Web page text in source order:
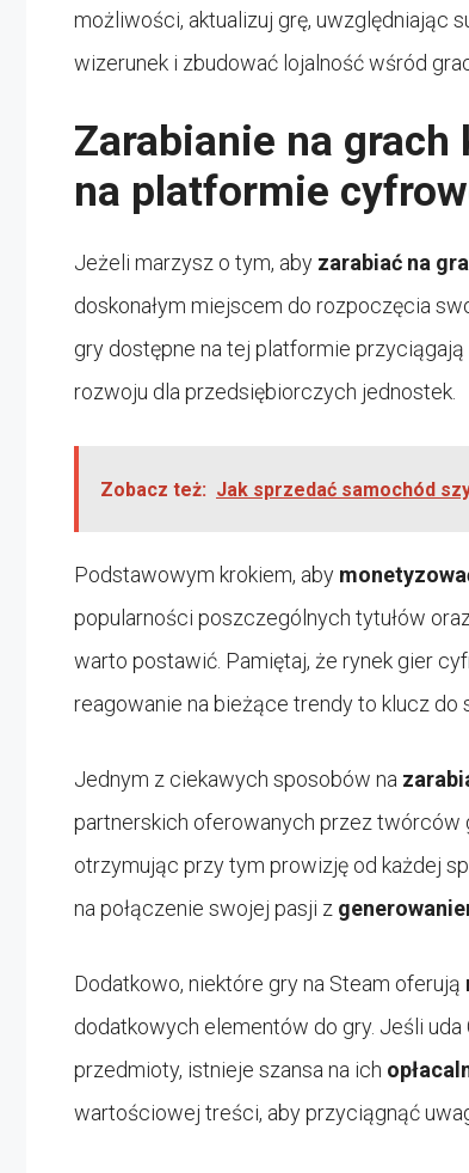
możliwości, aktualizuj grę, uwzględniając
wizerunek i zbudować lojalność wśród
Zarabianie na
na platformie
Jeżeli marzysz o tym, aby zarabiać na
doskonałym miejscem do rozpoczęcia
gry dostępne na tej platformie
rozwoju dla przedsiębiorczych jednostek.
Zobacz też: Jak sprzedać samochód
Podstawowym krokiem, aby
popularności poszczególnych tytułów
warto postawić. Pamiętaj, że rynek gier
reagowanie na bieżące trendy to klucz do
Jednym z ciekawych sposobów na
partnerskich oferowanych przez twórców
otrzymując przy tym prowizję od każdej
na połączenie swojej pasji z
Dodatkowo, niektóre gry na Steam oferują
dodatkowych elementów do gry. Jeśli
przedmioty, istnieje szansa na ich
wartościowej treści, aby przyciągnąć